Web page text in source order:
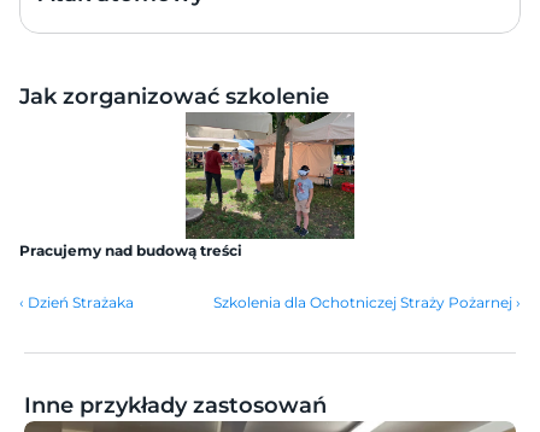
Jak zorganizować szkolenie
Pracujemy nad budową treści
‹ Dzień Strażaka Szkolenia dla Ochotniczej Straży Pożarnej ›
Inne przykłady zastosowań